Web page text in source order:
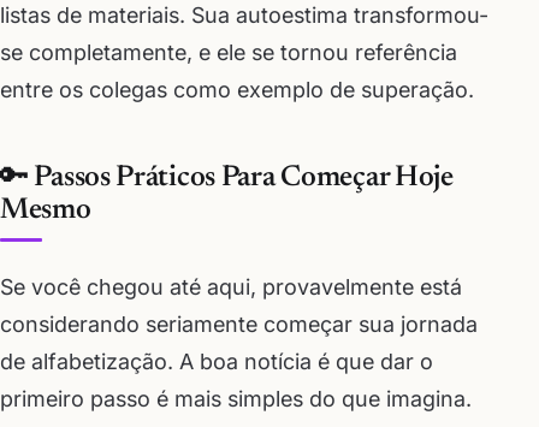
listas de materiais. Sua autoestima transformou-
se completamente, e ele se tornou referência
entre os colegas como exemplo de superação.
🔑 Passos Práticos Para Começar Hoje
Mesmo
Se você chegou até aqui, provavelmente está
considerando seriamente começar sua jornada
de alfabetização. A boa notícia é que dar o
primeiro passo é mais simples do que imagina.